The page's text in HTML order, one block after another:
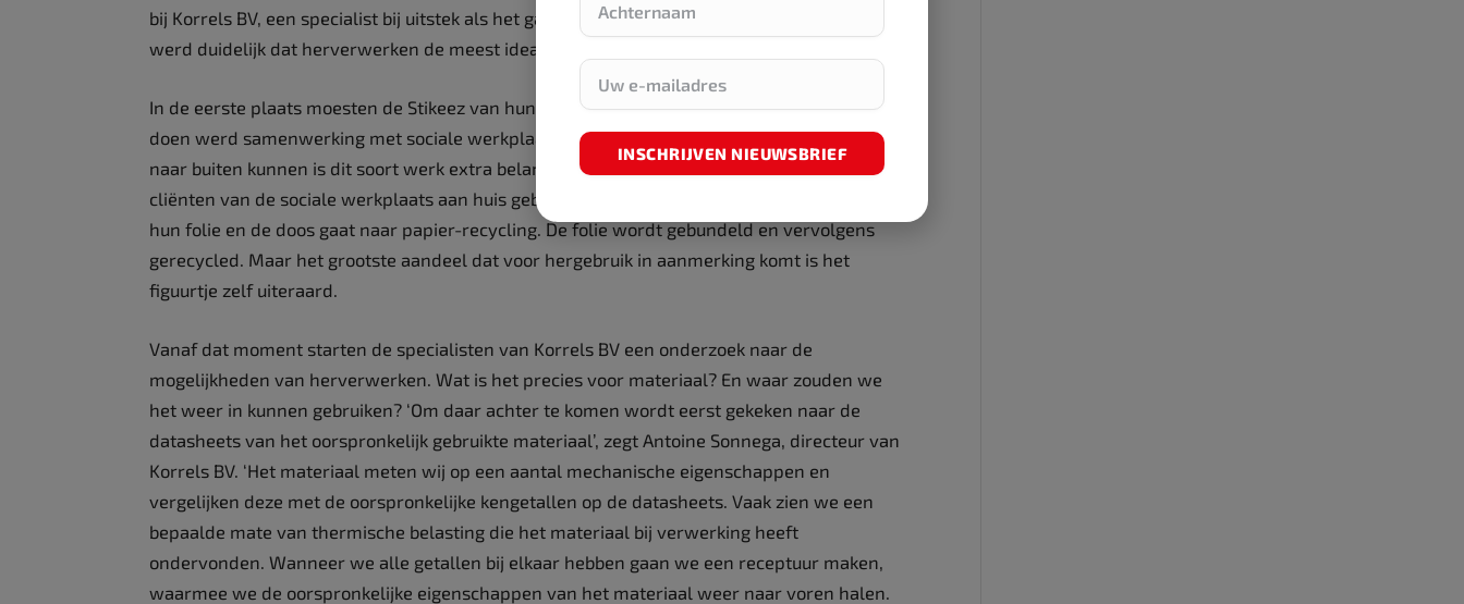
bij Korrels BV, een specialist bij uitstek als het gaat om dergelijke TPE-producten. Al snel
werd duidelijk dat herverwerken de meest ideale oplossing was, maar hoe doe je dat?
In de eerste plaats moesten de Stikeez van hun folieverpakking verlost worden. Om dat te
doen werd samenwerking met sociale werkplaats Larcom gezocht. Vooral nu mensen niet
naar buiten kunnen is dit soort werk extra belangrijk gebleken. De poppetjes worden bij de
cliënten van de sociale werkplaats aan huis gebracht. De figuurtjes worden gescheiden van
hun folie en de doos gaat naar papier-recycling. De folie wordt gebundeld en vervolgens
gerecycled. Maar het grootste aandeel dat voor hergebruik in aanmerking komt is het
figuurtje zelf uiteraard.
Vanaf dat moment starten de specialisten van Korrels BV een onderzoek naar de
mogelijkheden van herverwerken. Wat is het precies voor materiaal? En waar zouden we
het weer in kunnen gebruiken? ‘Om daar achter te komen wordt eerst gekeken naar de
datasheets van het oorspronkelijk gebruikte materiaal’, zegt Antoine Sonnega, directeur van
Korrels BV. ‘Het materiaal meten wij op een aantal mechanische eigenschappen en
vergelijken deze met de oorspronkelijke kengetallen op de datasheets. Vaak zien we een
bepaalde mate van thermische belasting die het materiaal bij verwerking heeft
ondervonden. Wanneer we alle getallen bij elkaar hebben gaan we een receptuur maken,
waarmee we de oorspronkelijke eigenschappen van het materiaal weer naar voren halen.
INSCHRIJVEN NIEUWSBRIEF